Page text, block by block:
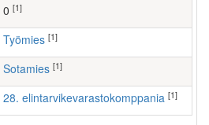
[1]
työmies [1]
Sotamies [1]
28. elintarvikevarastokomppania [1]